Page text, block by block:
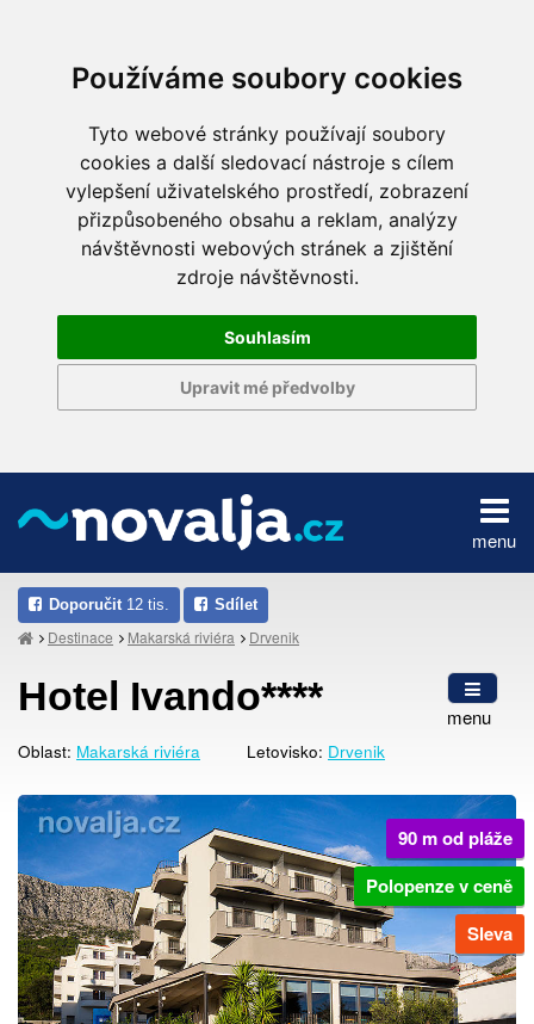
Používáme soubory cookies
Tyto webové stránky používají soubory
cookies a další sledovací nástroje s cílem
vylepšení uživatelského prostředí, zobrazení
přizpůsobeného obsahu a reklam, analýzy
návštěvnosti webových stránek a zjištění
zdroje návštěvnosti.
Souhlasím
Upravit mé předvolby
menu
Doporučit 12 tis. Sdílet
Destinace Makarská riviéra Drvenik
menu
Hotel Ivando****
Oblast: Makarská riviéra Letovisko: Drvenik
90 m od pláže
Polopenze v ceně
Sleva